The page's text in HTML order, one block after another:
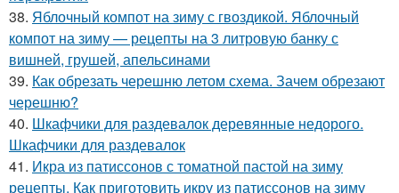
38. Яблочный компот на зиму с гвоздикой. Яблочный
компот на зиму — рецепты на 3 литровую банку с
вишней, грушей, апельсинами
39. Как обрезать черешню летом схема. Зачем обрезают
черешню?
40. Шкафчики для раздевалок деревянные недорого.
Шкафчики для раздевалок
41. Икра из патиссонов с томатной пастой на зиму
рецепты. Как приготовить икру из патиссонов на зиму